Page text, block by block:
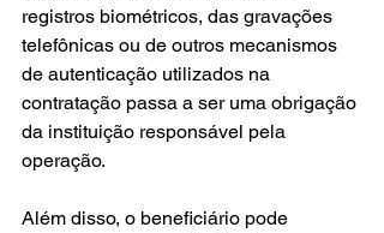
registros biométricos, das gravações
telefônicas ou de outros mecanismos
de autenticação utilizados na
contratação passa a ser uma obrigação
da instituição responsável pela
operação.
Além disso, o beneficiário pode